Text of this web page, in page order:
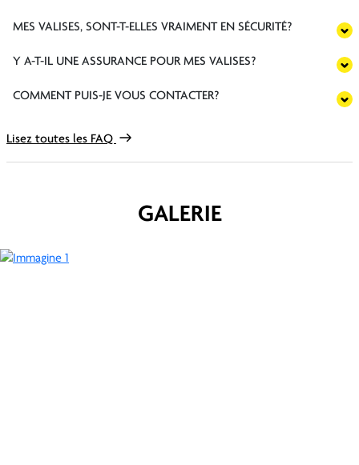
MES VALISES, SONT-T-ELLES VRAIMENT EN SÉCURITÉ?
Y A-T-IL UNE ASSURANCE POUR MES VALISES?
COMMENT PUIS-JE VOUS CONTACTER?
Lisez toutes les FAQ
GALERIE